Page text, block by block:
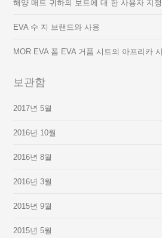
해양 매트 귀하의 보트에 대 한 사용자 지정
EVA 수 지 브랜드와 사용
MOR EVA 폼 EVA 거품 시트의 아프리카
보관함
2017년 5월
2016년 10월
2016년 8월
2016년 3월
2015년 9월
2015년 5월